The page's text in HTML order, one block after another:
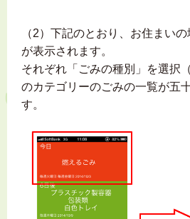
（2）下記のとおり、お住まい
が表示されます。
それぞれ「ごみの種別」を選択
のカテゴリーのごみの一覧が五
す。